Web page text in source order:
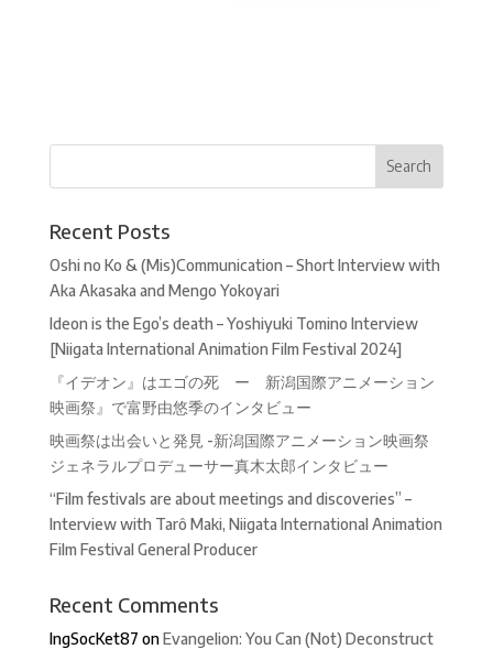
Recent Posts
Oshi no Ko & (Mis)Communication – Short Interview with
Aka Akasaka and Mengo Yokoyari
Ideon is the Ego’s death – Yoshiyuki Tomino Interview
[Niigata International Animation Film Festival 2024]
『イデオン』はエゴの死 ー 新潟国際アニメーション
映画祭』で富野由悠季のインタビュー
映画祭は出会いと発見 -新潟国際アニメーション映画祭
ジェネラルプロデューサー真木太郎インタビュー
“Film festivals are about meetings and discoveries” –
Interview with Tarô Maki, Niigata International Animation
Film Festival General Producer
Recent Comments
IngSocKet87 onEvangelion: You Can (Not) Deconstruct